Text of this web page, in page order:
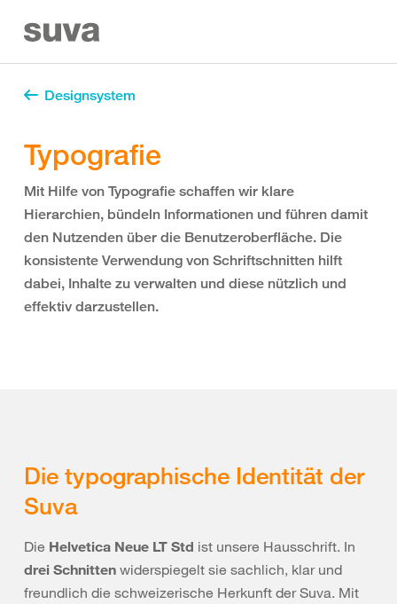
Designsystem
Typografie
Mit Hilfe von Typografie schaffen wir klare
Hierarchien, bündeln Informationen und führen damit
den Nutzenden über die Benutzeroberfläche. Die
konsistente Verwendung von Schriftschnitten hilft
dabei, Inhalte zu verwalten und diese nützlich und
effektiv darzustellen.
Die typographische Identität der
Suva
Die Helvetica Neue LT Std ist unsere Hausschrift. In
drei Schnitten widerspiegelt sie sachlich, klar und
freundlich die schweizerische Herkunft der Suva. Mit